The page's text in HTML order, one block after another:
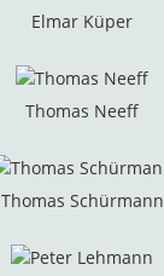
Elmar Küper
Thomas Neeff
Thomas Schürmann